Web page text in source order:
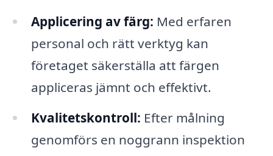
Applicering av färg: Med erfaren
personal och rätt verktyg kan
företaget säkerställa att färgen
appliceras jämnt och effektivt.
Kvalitetskontroll: Efter målning
genomförs en noggrann inspektion